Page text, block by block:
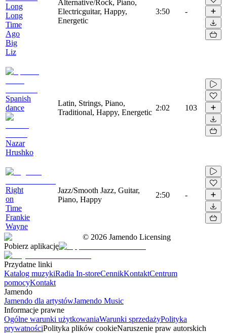
Long
Long
Time
Ago
Big
Liz
Alternative/Rock, Piano,
Electricguitar, Happy,
Energetic
3:50 -
Spanish
dance
Nazar
Hrushko
Latin, Strings, Piano,
Traditional, Happy, Energetic
2:02 103
Right
on
Time
Frankie
Wayne
Jazz/Smooth Jazz, Guitar,
Piano, Happy
2:50 -
© 2026 Jamendo Licensing
Pobierz aplikację
Przydatne linki
Katalog muzykiRadia In-storeCennikKontaktCentrum
pomocyKontakt
Jamendo
Jamendo dla artystówJamendo Music
Informacje prawne
Ogólne warunki użytkowaniaWarunki sprzedażyPolityka
prywatnościPolityka plików cookieNaruszenie praw autorskich